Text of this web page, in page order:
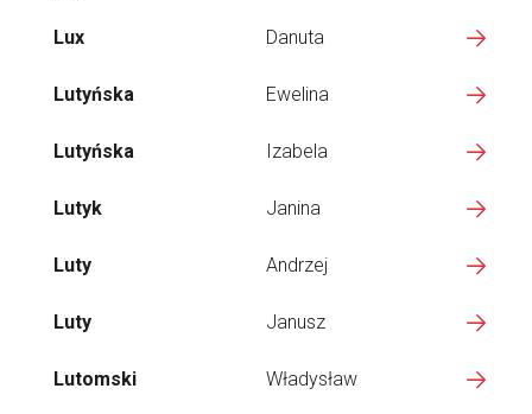
Lux Danuta
Lutyńska Ewelina
Lutyńska Izabela
Lutyk Janina
Luty Andrzej
Luty Janusz
Lutomski Władysław